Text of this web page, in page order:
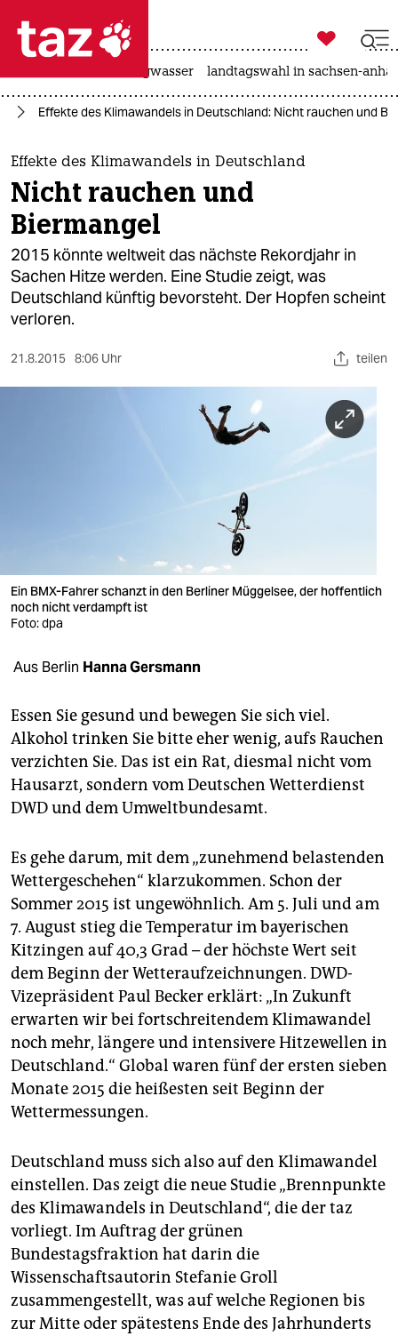
 taz zahl ich
taz zahl ich
themen
politik
öko
gesellschaft
kultur
sport
veranstaltungen
shop
fragen & hilfe
abo
genossenschaft
epaper login

taz zahl ich
niedrigwasser landtagswahl in sachsen-
Effekte des Klimawandels in Deutschland: Nicht rauchen und
Effekte des Klimawandels in Deutschland
Nicht rauchen und
Biermangel
2015 könnte weltweit das nächste Rekordjahr in
Sachen Hitze werden. Eine Studie zeigt, was
Deutschland künftig bevorsteht. Der Hopfen scheint
verloren.
21.8.2015 8:06 Uhr teilen
Ein BMX-Fahrer schanzt in den Berliner Müggelsee, der hoffentlich
noch nicht verdampft ist
Foto: dpa
Aus Berlin Hanna Gersmann
Essen Sie gesund und bewegen Sie sich viel.
Alkohol trinken Sie bitte eher wenig, aufs Rauchen
verzichten Sie. Das ist ein Rat, diesmal nicht vom
Hausarzt, sondern vom Deutschen Wetterdienst
DWD und dem Umweltbundesamt.
Es gehe darum, mit dem „zunehmend belastenden
Wettergeschehen“ klarzukommen. Schon der
Sommer 2015 ist ungewöhnlich. Am 5. Juli und am
7. August stieg die Temperatur im bayerischen
Kitzingen auf 40,3 Grad – der höchste Wert seit
dem Beginn der Wetteraufzeichnungen. DWD-
Vizepräsident Paul Becker erklärt: „In Zukunft
erwarten wir bei fortschreitendem Klimawandel
noch mehr, längere und intensivere Hitzewellen in
Deutschland.“ Global waren fünf der ersten sieben
Monate 2015 die heißesten seit Beginn der
Wettermessungen.
Deutschland muss sich also auf den Klimawandel
einstellen. Das zeigt die neue Studie „Brennpunkte
des Klimawandels in Deutschland“, die der taz
vorliegt. Im Auftrag der grünen
Bundestagsfraktion hat darin die
Wissenschaftsautorin Stefanie Groll
zusammengestellt, was auf welche Regionen bis
zur Mitte oder spätestens Ende des Jahrhunderts